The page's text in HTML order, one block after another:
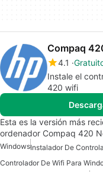
Compaq
4.1
Instale el
420 wifi
Esta es la versión más
ordenador Compaq 420
Windows
Controlador De Wifi Para